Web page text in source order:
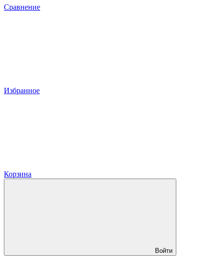
Сравнение
Избранное
Корзина
Войти